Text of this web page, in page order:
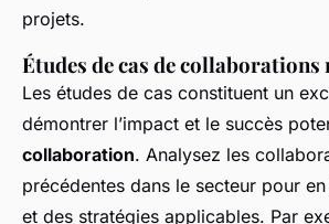
projets.
Études de cas de collaborations
Les études de cas constituent un
démontrer l’impact et le succès
collaboration. Analysez les
précédentes dans le secteur pour
et des stratégies applicables. Par